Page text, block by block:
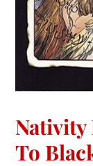
Nativity
To